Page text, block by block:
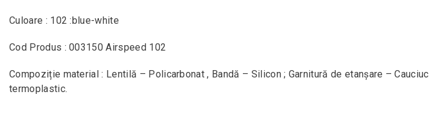
Culoare : 102 :blue-white
Cod Produs : 003150 Airspeed 102
Compoziție material : Lentilă – Policarbonat , Bandă – Silicon ; Garnitură de etanșare – Cauciuc
termoplastic.